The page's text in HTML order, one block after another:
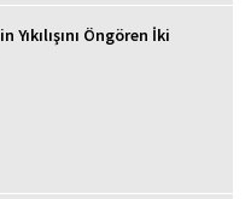
Öngören İki